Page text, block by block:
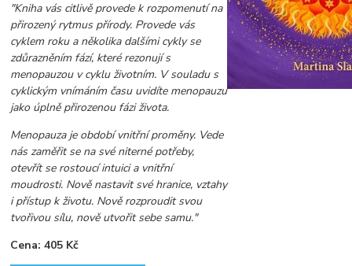
"Kniha vás citlivě provede k rozpomenutí na
přirozený rytmus přírody. Provede vás
cyklem roku a několika dalšími cykly se
zdůrazněním fází, které rezonují s
menopauzou v cyklu životním. V souladu s
cyklickým vnímáním času uvidíte menopauzu
jako úplně přirozenou fázi života.
Menopauza je období vnitřní proměny. Vede
nás zaměřit se na své niterné potřeby,
otevřít se rostoucí intuici a vnitřní
moudrosti. Nově nastavit své hranice, vztahy
i přístup k životu. Nově rozproudit svou
tvořivou sílu, nově utvořit sebe samu."
Cena: 405 Kč